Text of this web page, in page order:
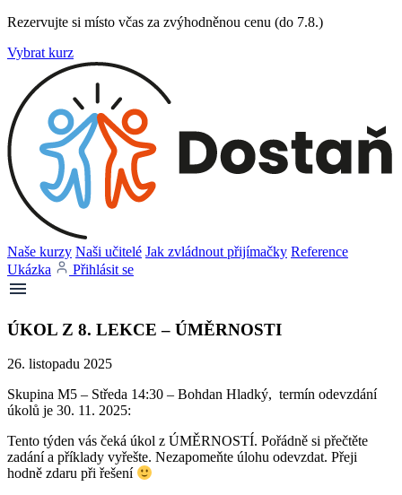
Rezervujte si místo včas za zvýhodněnou cenu (do 7.8.)
Vybrat kurz
Naše kurzy Naši učitelé Jak zvládnout přijímačky Reference
Ukázka
Přihlásit se
ÚKOL Z 8. LEKCE – ÚMĚRNOSTI
26. listopadu 2025
Skupina M5 – Středa 14:30 – Bohdan Hladký, termín odevzdání
úkolů je 30. 11. 2025:
Tento týden vás čeká úkol z ÚMĚRNOSTÍ. Pořádně si přečtěte
zadání a příklady vyřešte. Nezapomeňte úlohu odevzdat. Přeji
hodně zdaru při řešení